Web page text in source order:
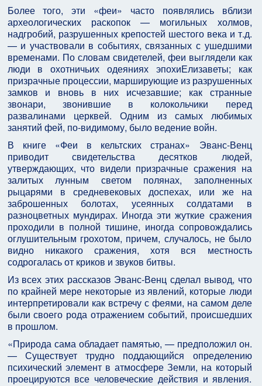
Более того, эти «феи» часто появлялись вблизи
археологических раскопок — могильных холмов,
надгробий, разрушенных крепостей шестого века и т.д.
— и участвовали в событиях, связанных с ушедшими
временами. По словам свидетелей, феи выглядели как
люди в охотничьих одеяниях эпохиЕлизаветы; как
призрачные процессии, марширующие из разрушенных
замков и вновь в них исчезавшие; как странные
звонари, звонившие в колокольчики перед
развалинами церквей. Одним из самых любимых
занятий фей, по-видимому, было ведение войн.
В книге «Феи в кельтских странах» Эванс-Венц
приводит свидетельства десятков людей,
утверждающих, что видели призрачные сражения на
залитых лунным светом полянах, заполненных
рыцарями в средневековых доспехах, или же на
заброшенных болотах, усеянных солдатами в
разноцветных мундирах. Иногда эти жуткие сражения
проходили в полной тишине, иногда сопровождались
оглушительным грохотом, причем, случалось, не было
видно никакого сражения, хотя вся местность
содрогалась от криков и звуков битвы.
Из всех этих рассказов Эванс-Венц сделал вывод, что
по крайней мере некоторые из явлений, которые люди
интерпретировали как встречу с феями, на самом деле
были своего рода отражением событий, происшедших
в прошлом.
«Природа сама обладает памятью, — предположил он.
— Существует трудно поддающийся определению
психический элемент в атмосфере Земли, на который
проецируются все человеческие действия и явления.